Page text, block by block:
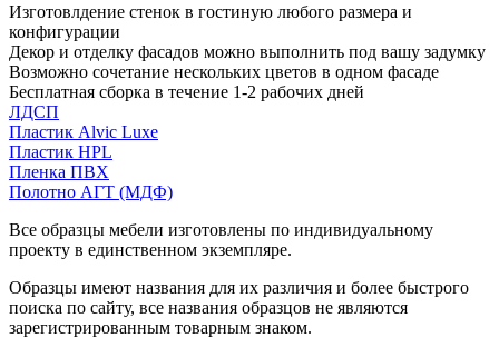
Изготовлдение стенок в гостиную любого размера и
конфигурации
Декор и отделку фасадов можно выполнить под вашу задумку
Возможно сочетание нескольких цветов в одном фасаде
Бесплатная сборка в течение 1-2 рабочих дней
ЛДСП
Пластик Alvic Luxe
Пластик HPL
Пленка ПВХ
Полотно АГТ (МДФ)
Все образцы мебели изготовлены по индивидуальному
проекту в единственном экземпляре.
Образцы имеют названия для их различия и более быстрого
поиска по сайту, все названия образцов не являются
зарегистрированным товарным знаком.